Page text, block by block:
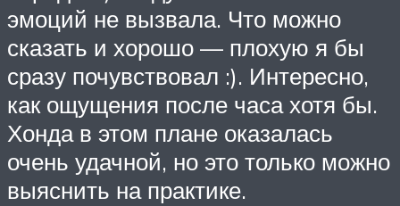
эмоций не вызвала. Что можно
сказать и хорошо — плохую я бы
сразу почувствовал :). Интересно,
как ощущения после часа хотя бы.
Хонда в этом плане оказалась
очень удачной, но это только можно
выяснить на практике.